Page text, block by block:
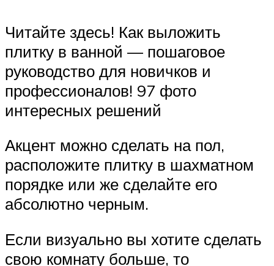
Читайте здесь! Как выложить
плитку в ванной — пошаговое
руководство для новичков и
профессионалов! 97 фото
интересных решений
Акцент можно сделать на пол,
расположите плитку в шахматном
порядке или же сделайте его
абсолютно черным.
Если визуально вы хотите сделать
свою комнату больше, то